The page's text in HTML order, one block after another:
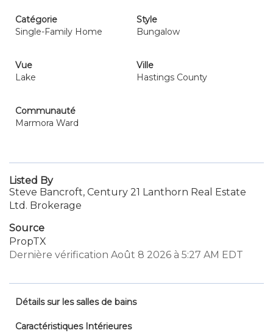
Catégorie
Single-Family Home
Style
Bungalow
Vue
Lake
Ville
Hastings County
Communauté
Marmora Ward
Listed By
Steve Bancroft, Century 21 Lanthorn Real Estate
Ltd. Brokerage
Source
PropTX
Dernière vérification Août 8 2026 à 5:27 AM EDT
Détails sur les salles de bains
Caractéristiques Intérieures